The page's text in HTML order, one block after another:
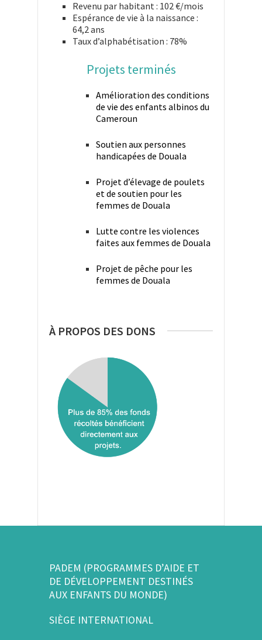
Revenu par habitant : 102 €/mois
Espérance de vie à la naissance :
64,2 ans
Taux d’alphabétisation : 78%
Projets terminés
Amélioration des conditions
de vie des enfants albinos du
Cameroun
Soutien aux personnes
handicapées de Douala
Projet d’élevage de poulets
et de soutien pour les
femmes de Douala
Lutte contre les violences
faites aux femmes de Douala
Projet de pêche pour les
femmes de Douala
À PROPOS DES DONS
PADEM (PROGRAMMES D’AIDE ET
DE DÉVELOPPEMENT DESTINÉS
AUX ENFANTS DU MONDE)
SIÈGE INTERNATIONAL